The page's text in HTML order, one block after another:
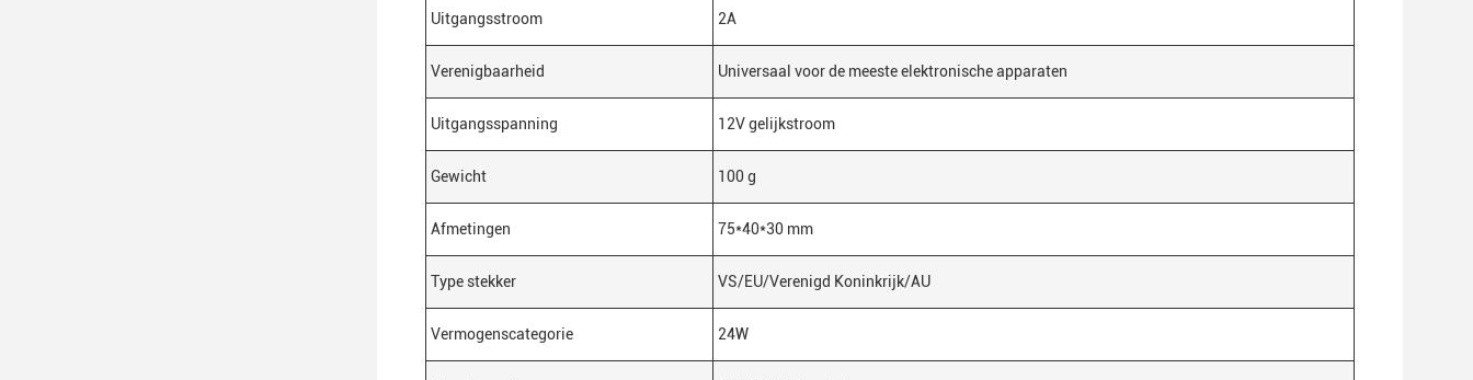
Uitgangsstroom 2A
Verenigbaarheid Universaal voor de meeste elektronische apparaten
Uitgangsspanning 12V gelijkstroom
Gewicht 100 g
Afmetingen 75*40*30 mm
Type stekker VS/EU/Verenigd Koninkrijk/AU
Vermogenscategorie 24W